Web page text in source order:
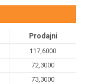
Prodajni
117,6000
72,3000
73,3000